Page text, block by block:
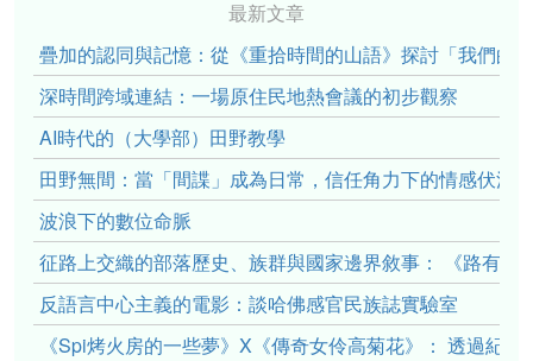
最新文章
疊加的認同與記憶：從《重拾時間的山語》探討「我們的
深時間跨域連結：一場原住民地熱會議的初步觀察
AI時代的（大學部）田野教學
田野無間：當「間諜」成為日常，信任角力下的情感伏流
波浪下的數位命脈
征路上交織的部落歷史、族群與國家邊界敘事： 《路有
反語言中心主義的電影：談哈佛感官民族誌實驗室
《Spi烤火房的一些夢》X《傳奇女伶高菊花》： 透過紀